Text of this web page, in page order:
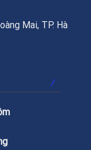
Mai, TP. Hà